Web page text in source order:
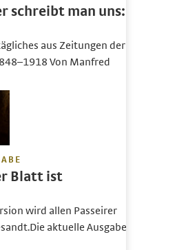
schreibt man uns:
aus Zeitungen der
Von Manfred
Blatt ist
wird allen Passeirer
aktuelle Ausgabe